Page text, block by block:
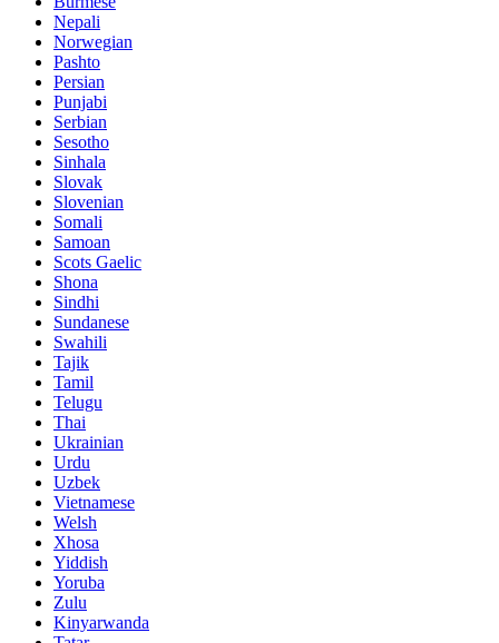
Nepali
Norwegian
Pashto
Persian
Punjabi
Serbian
Sesotho
Sinhala
Slovak
Slovenian
Somali
Samoan
Scots Gaelic
Shona
Sindhi
Sundanese
Swahili
Tajik
Tamil
Telugu
Thai
Ukrainian
Urdu
Uzbek
Vietnamese
Welsh
Xhosa
Yiddish
Yoruba
Zulu
Kinyarwanda